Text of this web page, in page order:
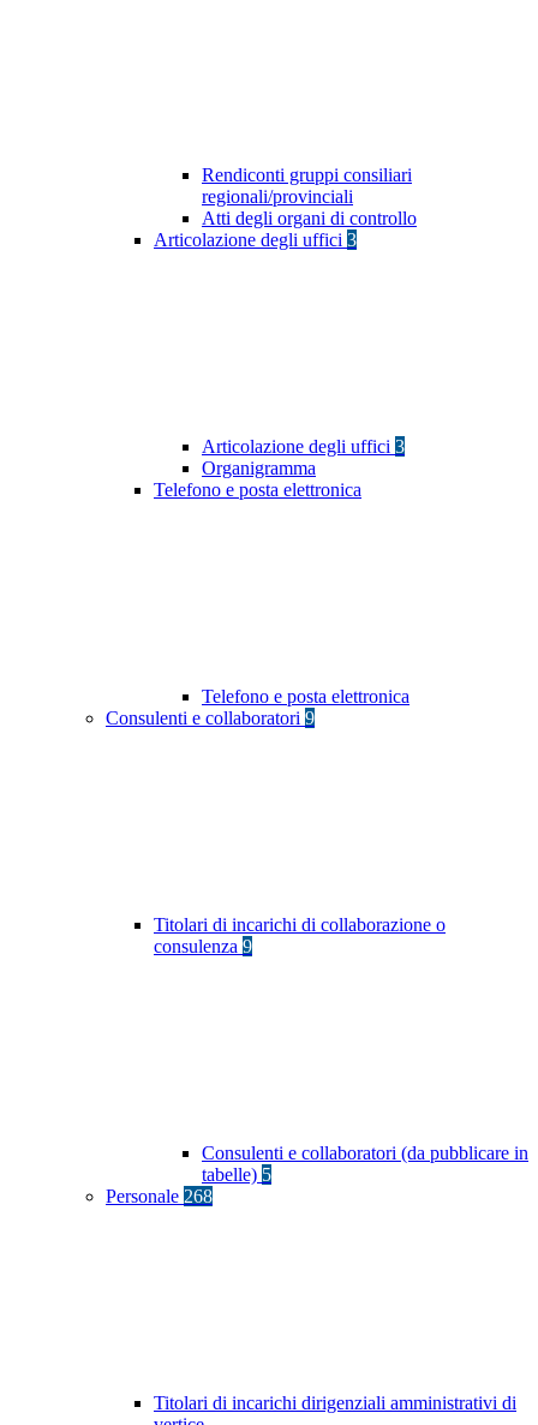
Rendiconti gruppi consiliari
regionali/provinciali
Atti degli organi di controllo
Articolazione degli uffici 3
Articolazione degli uffici 3
Organigramma
Telefono e posta elettronica
Telefono e posta elettronica
Consulenti e collaboratori 9
Titolari di incarichi di collaborazione o
consulenza 9
Consulenti e collaboratori (da pubblicare in
tabelle) 5
Personale 268
Titolari di incarichi dirigenziali amministrativi di